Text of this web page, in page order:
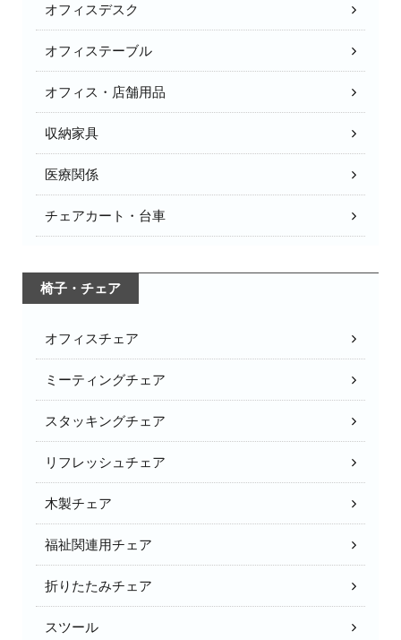
オフィスデスク
オフィステーブル
オフィス・店舗用品
収納家具
医療関係
チェアカート・台車
椅子・チェア
オフィスチェア
ミーティングチェア
スタッキングチェア
リフレッシュチェア
木製チェア
福祉関連用チェア
折りたたみチェア
スツール